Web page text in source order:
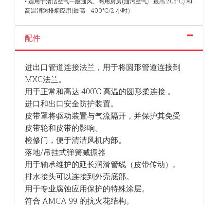
高温消防排烟应用(最高
400°C/2 小时）
配件
进出口管道连接法兰，用于将圆形管道连接到
MXC法兰。
用于正常和高达 400˚C 高温的圆形柔连接 。
进口和出口安全防护装置。
皮带罩将驱动装置与气流隔开，并保护其免受
皮带轮和皮带的影响。
检修门，便于清洁风机内部。
落地/吊挂式弹簧减振器
用于轴承维护的延长润滑管线（皮带传动）。
排水接头可以连接到外壳底部。
用于专业腐蚀应用保护的特殊涂层。
符合 AMCA 99 的抗火花结构。